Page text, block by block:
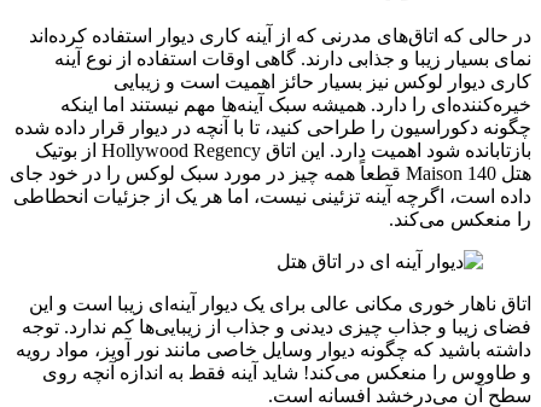
در حالی که اتاق‌‌های مدرنی که از آینه کاری دیوار استفاده کرده‌اند
نمای بسیار زیبا و جذابی دارند. گاهی اوقات استفاده از نوع آینه
کاری دیوار لوکس نیز بسیار حائز اهمیت است و زیبایی
خیره‌کننده‌ای را دارد. همیشه سبک آینه‌‌ها مهم نیستند اما اینکه
چگونه دکوراسیون را طراحی کنید، تا با آنچه در دیوار قرار داده شده
بازتابانده شود اهمیت دارد. این اتاق Hollywood Regency از بوتیک
هتل Maison 140 قطعاً همه چیز در مورد سبک لوکس را در خود جای
داده است، اگرچه آینه تزئینی نیست، اما هر یک از جزئیات انحطاطی
را منعکس می‌کند.
اتاق ناهار خوری مکانی عالی برای یک دیوار آینه‌ای زیبا است و این
فضای زیبا و جذاب چیزی دیدنی و جذاب از زیبایی‌‌ها کم ندارد. توجه
داشته باشید که چگونه دیوار وسایل خاصی مانند نور آویز، مواد رویه
و طاووس را منعکس می‌کند! شاید آینه فقط به اندازه آنچه روی
سطح آن می‌درخشد افسانه است.